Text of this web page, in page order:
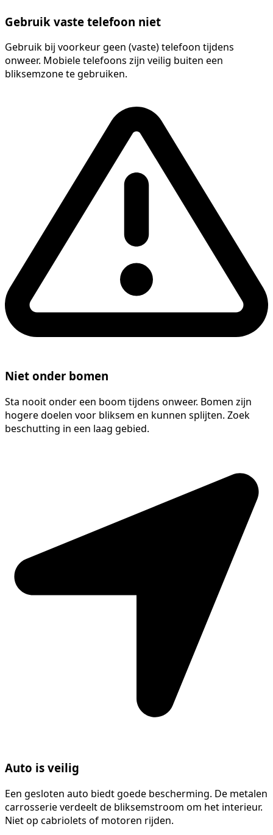
Gebruik vaste telefoon niet
Gebruik bij voorkeur geen (vaste) telefoon tijdens
onweer. Mobiele telefoons zijn veilig buiten een
bliksemzone te gebruiken.
Niet onder bomen
Sta nooit onder een boom tijdens onweer. Bomen zijn
hogere doelen voor bliksem en kunnen splijten. Zoek
beschutting in een laag gebied.
Auto is veilig
Een gesloten auto biedt goede bescherming. De metalen
carrosserie verdeelt de bliksemstroom om het interieur.
Niet op cabriolets of motoren rijden.